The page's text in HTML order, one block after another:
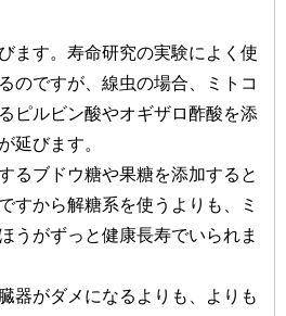
ます。寿命研究の実験によく使
のですが、線虫の場合、ミトコ
ピルビン酸やオギザロ酢酸を添
延びます。
るブドウ糖や果糖を添加すると
すから解糖系を使うよりも、ミ
うがずっと健康長寿でいられま
器がダメになるよりも、よりも